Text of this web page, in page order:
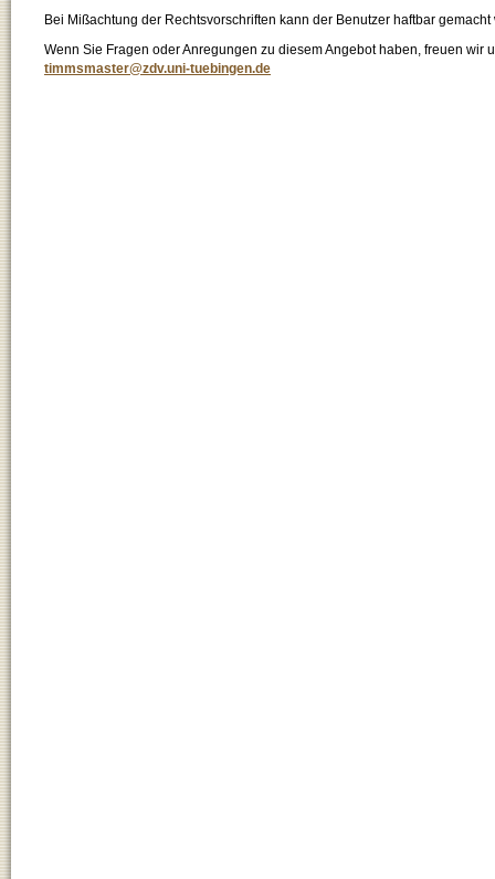
Bei Mißachtung der Rechtsvorschriften kann der Benutzer haftbar gemacht
Wenn Sie Fragen oder Anregungen zu diesem Angebot haben, freuen wir
timmsmaster@zdv.uni-tuebingen.de